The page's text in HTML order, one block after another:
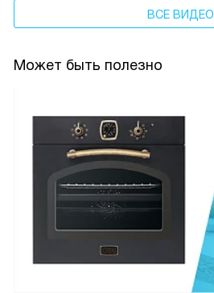
ВСЕ ВИДЕО
Может быть полезно